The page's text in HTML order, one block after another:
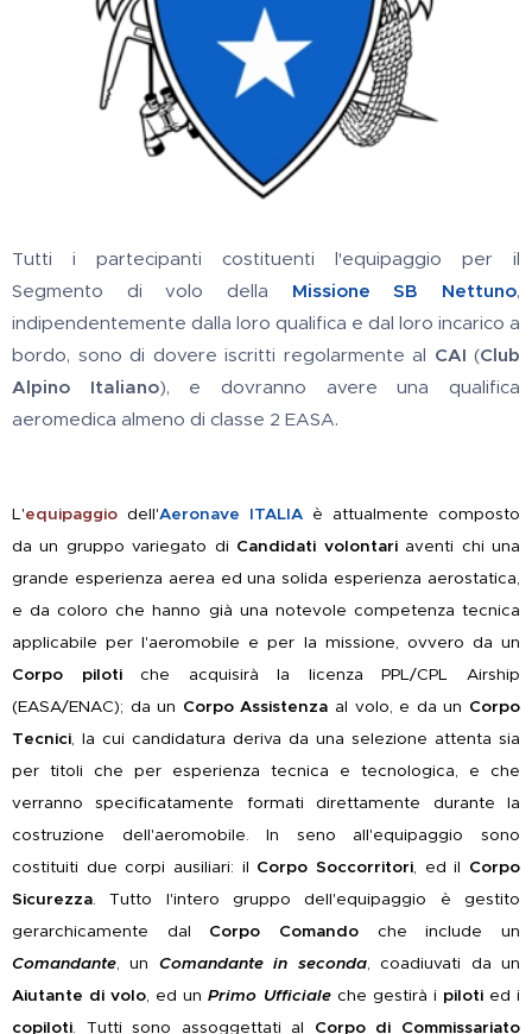
Tutti i partecipanti costituenti l'equipaggio per il
Segmento di volo della Missione SB Nettuno,
indipendentemente dalla loro qualifica e dal loro incarico a
bordo, sono di dovere iscritti regolarmente al CAI (Club
Alpino Italiano), e dovranno avere una qualifica
aeromedica almeno di classe 2 EASA.
L'equipaggio dell'Aeronave ITALIA è attualmente composto
da un gruppo variegato di Candidati volontari aventi chi una
grande esperienza aerea ed una solida esperienza aerostatica,
e da coloro che hanno già una notevole competenza tecnica
applicabile per l'aeromobile e per la missione, ovvero da un
Corpo pilotiche acquisirà la licenza PPL/CPL Airship
(EASA/ENAC); da un Corpo Assistenza al volo, e da un Corpo
Tecnici, la cui candidatura deriva da una selezione attenta sia
per titoli che per esperienza tecnica e tecnologica, e che
verranno specificatamente formati direttamente durante la
costruzione dell'aeromobile. In seno all'equipaggio sono
costituiti due corpi ausiliari: il Corpo Soccorritori, ed il Corpo
Sicurezza. Tutto l'intero gruppo dell'equipaggio è gestito
gerarchicamente dal Corpo Comando che include un
Comandante, un Comandante in seconda, coadiuvati da un
Aiutante di volo, ed unPrimo Ufficialeche gestirà i pilotied i
copiloti. Tutti sono assoggettati al Corpo di Commissariato